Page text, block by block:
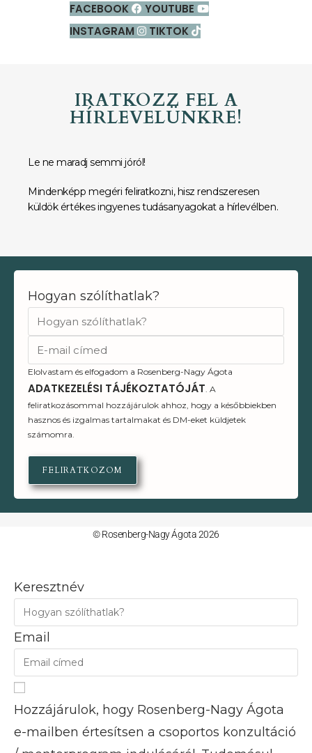
FACEBOOK
YOUTUBE
INSTAGRAM
TIKTOK
IRATKOZZ FEL A
HÍRLEVELÜNKRE!
Le ne maradj semmi jóról!
Mindenképp megéri feliratkozni, hisz rendszeresen
küldök értékes ingyenes tudásanyagokat a hírlevélben.
Hogyan szólíthatlak?
Elolvastam és elfogadom a Rosenberg-Nagy Ágota
ADATKEZELÉSI TÁJÉKOZTATÓJÁT. A
feliratkozásommal hozzájárulok ahhoz, hogy a későbbiekben
hasznos és izgalmas tartalmakat és DM-eket küldjetek
számomra.
FELIRATKOZOM
© Rosenberg-Nagy Ágota 2026
Keresztnév
Email
Hozzájárulok, hogy Rosenberg-Nagy Ágota
e-mailben értesítsen a csoportos konzultáció